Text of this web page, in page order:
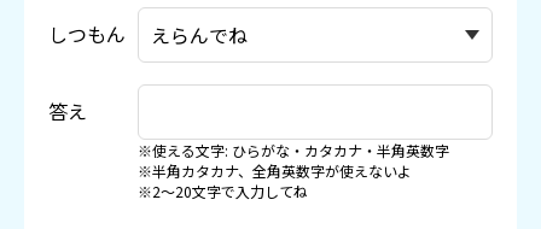
しつもん
答え
※使える文字: ひらがな・カタカナ・半角英数字
※半角カタカナ、全角英数字が使えないよ
※2〜20文字で入力してね